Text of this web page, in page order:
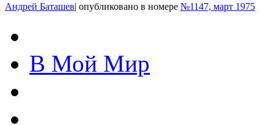
Андрей Баташев| опубликовано в номере №1147, март 1975
В Мой Мир